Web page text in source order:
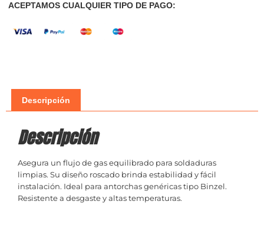
ACEPTAMOS CUALQUIER TIPO DE PAGO:
Descripción
Descripción
Asegura un flujo de gas equilibrado para soldaduras
limpias. Su diseño roscado brinda estabilidad y fácil
instalación. Ideal para antorchas genéricas tipo Binzel.
Resistente a desgaste y altas temperaturas.